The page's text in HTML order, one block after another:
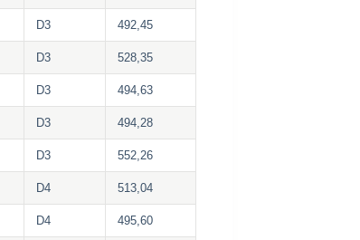
D3 492,45
D3 528,35
D3 494,63
D3 494,28
D3 552,26
D4 513,04
D4 495,60